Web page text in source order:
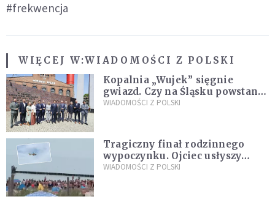
#frekwencja
WIĘCEJ W:WIADOMOŚCI Z POLSKI
Kopalnia „Wujek” sięgnie
gwiazd. Czy na Śląsku powstanie
„Dolina Krzemowa”?
WIADOMOŚCI Z POLSKI
Tragiczny finał rodzinnego
wypoczynku. Ojciec usłyszy
zarzuty
WIADOMOŚCI Z POLSKI